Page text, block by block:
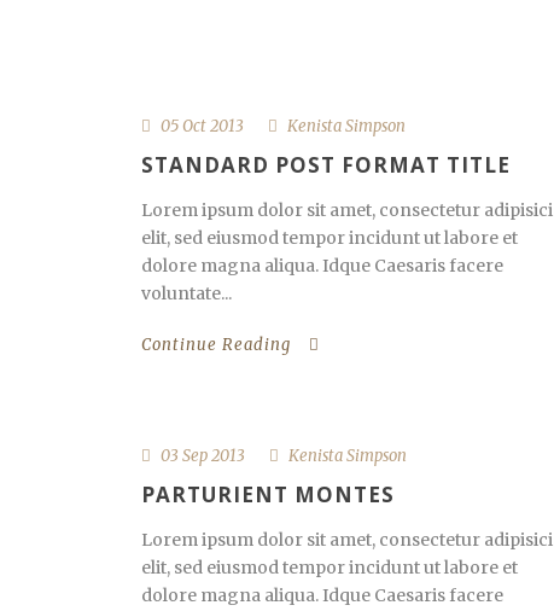
05 Oct 2013 Kenista Simpson
STANDARD POST FORMAT TITLE
Lorem ipsum dolor sit amet, consectetur adipisici
elit, sed eiusmod tempor incidunt ut labore et
dolore magna aliqua. Idque Caesaris facere
voluntate...
Continue Reading
03 Sep 2013 Kenista Simpson
PARTURIENT MONTES
Lorem ipsum dolor sit amet, consectetur adipisici
elit, sed eiusmod tempor incidunt ut labore et
dolore magna aliqua. Idque Caesaris facere